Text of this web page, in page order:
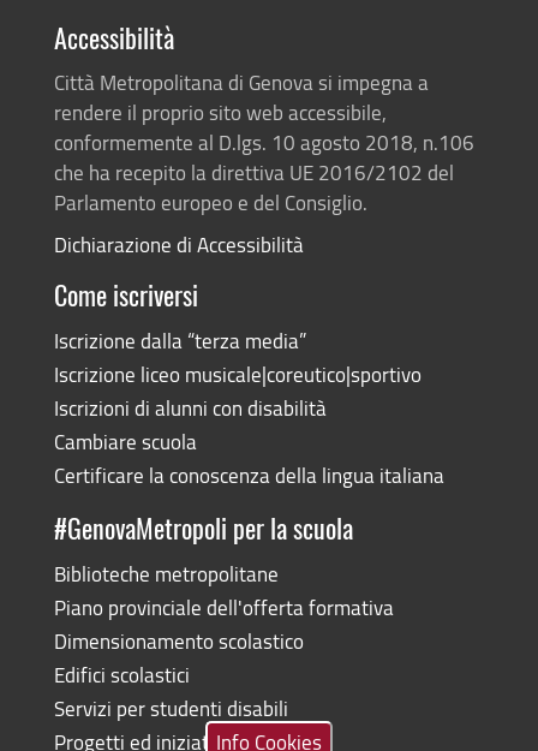
Accessibilità
Città Metropolitana di Genova si impegna a
rendere il proprio sito web accessibile,
conformemente al D.lgs. 10 agosto 2018, n.106
che ha recepito la direttiva UE 2016/2102 del
Parlamento europeo e del Consiglio.
Dichiarazione di Accessibilità
Come iscriversi
Iscrizione dalla “terza media”
Iscrizione liceo musicale|coreutico|sportivo
Iscrizioni di alunni con disabilità
Cambiare scuola
Certificare la conoscenza della lingua italiana
#GenovaMetropoli per la scuola
Biblioteche metropolitane
Piano provinciale dell'offerta formativa
Dimensionamento scolastico
Edifici scolastici
Servizi per studenti disabili
Progetti ed iniziativeInfo Cookies